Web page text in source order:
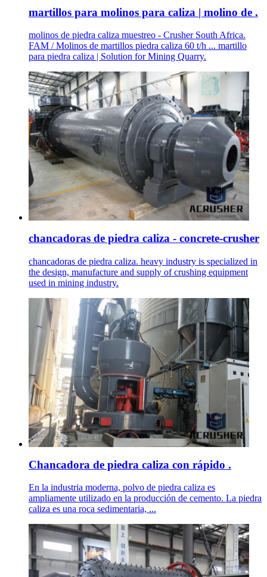
martillos para molinos para caliza | molino de .
molinos de piedra caliza muestreo - Crusher South Africa.
FAM / Molinos de martillos piedra caliza 60 t/h ... martillo
para piedra caliza | Solution for Mining Quarry.
chancadoras de piedra caliza - concrete-crusher
chancadoras de piedra caliza. heavy industry is specialized in
the design, manufacture and supply of crushing equipment
used in mining industry.
Chancadora de piedra caliza con rápido .
En la industria moderna, polvo de piedra caliza es
ampliamente utilizado en la producción de cemento. La piedra
caliza es una roca sedimentaria, ...